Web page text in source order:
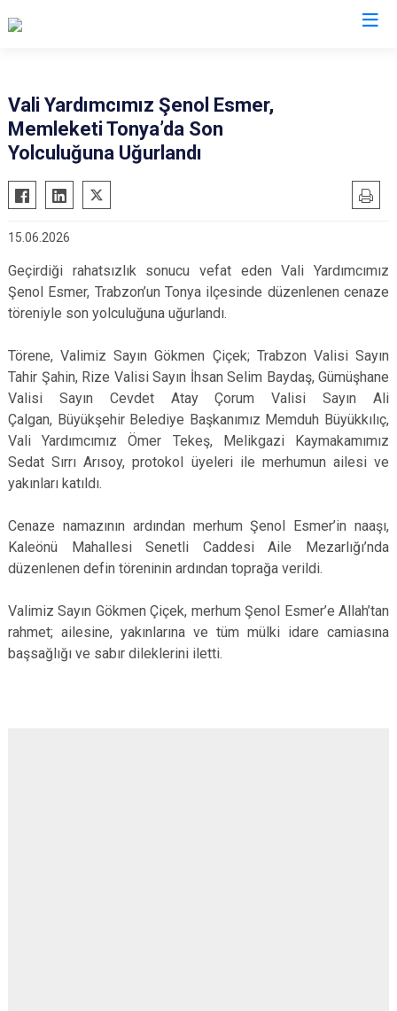
Vali Yardımcımız Şenol Esmer,
Memleketi Tonya’da Son
Yolculuğuna Uğurlandı
15.06.2026
Geçirdiği rahatsızlık sonucu vefat eden Vali Yardımcımız
Şenol Esmer, Trabzon’un Tonya ilçesinde düzenlenen cenaze
töreniyle son yolculuğuna uğurlandı.
Törene, Valimiz Sayın Gökmen Çiçek; Trabzon Valisi Sayın
Tahir Şahin, Rize Valisi Sayın İhsan Selim Baydaş, Gümüşhane
Valisi Sayın Cevdet Atay Çorum Valisi Sayın Ali
Çalgan, Büyükşehir Belediye Başkanımız Memduh Büyükkılıç,
Vali Yardımcımız Ömer Tekeş, Melikgazi Kaymakamımız
Sedat Sırrı Arısoy, protokol üyeleri ile merhumun ailesi ve
yakınları katıldı.
Cenaze namazının ardından merhum Şenol Esmer’in naaşı,
Kaleönü Mahallesi Senetli Caddesi Aile Mezarlığı’nda
düzenlenen defin töreninin ardından toprağa verildi.
Valimiz Sayın Gökmen Çiçek, merhum Şenol Esmer’e Allah’tan
rahmet; ailesine, yakınlarına ve tüm mülki idare camiasına
başsağlığı ve sabır dileklerini iletti.